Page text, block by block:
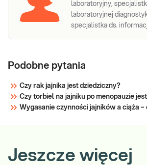
laboratoryjny,
laboratoryjnej
specjalistka ds.
Podobne pytania
Czy rak jajnika jest dziedziczny?
Czy torbiel na jajniku po menopauzie
Wygasanie czynności jajników a ciąża
Jeszcze więcej